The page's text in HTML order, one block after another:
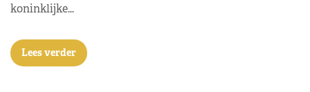
koninklijke…
Lees verder